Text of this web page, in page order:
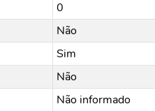
0
Não
Sim
Não
Não informado